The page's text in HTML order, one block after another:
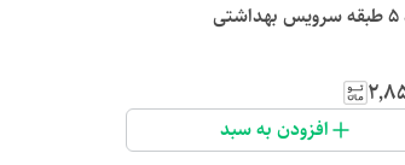
افزودن به سبد